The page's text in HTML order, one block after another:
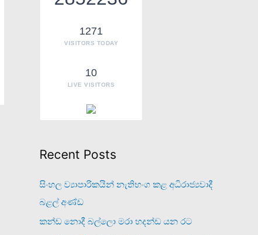
1271
VISITORS TODAY
10
LIVE VISITORS
Recent Posts
සිංහල ව්‍යාපාරිකයින් නැතිභංග කළ අධිරාජ්‍යවාදී
බළල් අණ්ඩ
කන්ඩ නොදී බල්ලො මරා හදන්ඩ යන රට